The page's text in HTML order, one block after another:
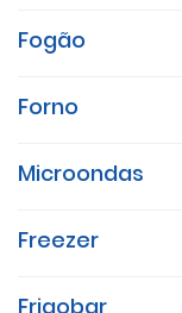
Fogão
Forno
Microondas
Freezer
Frigobar